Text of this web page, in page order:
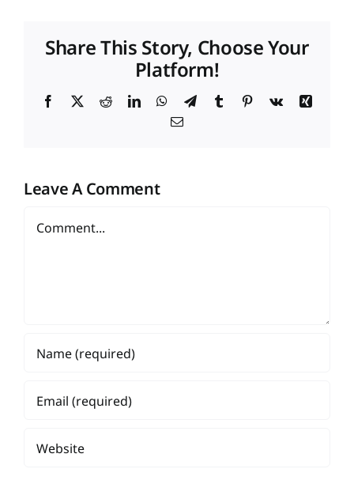
Share This Story, Choose Your
Platform!
Facebook
X RedditLinkedInWhatsApp
TelegramTumblr Pinterest
Vk
Xing
Email
Leave A Comment